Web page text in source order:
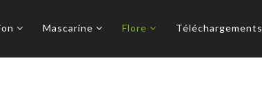
Mascarine Flore Téléchargements